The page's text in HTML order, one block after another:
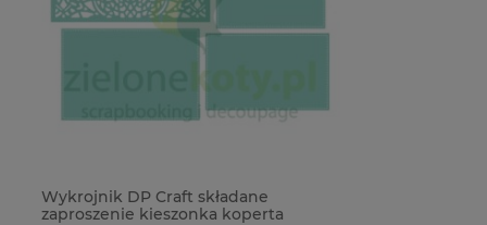
Wykrojnik DP Craft składane
zaproszenie kieszonka koperta